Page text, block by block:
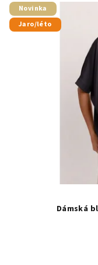
Novinka
Jaro/léto
Dámská